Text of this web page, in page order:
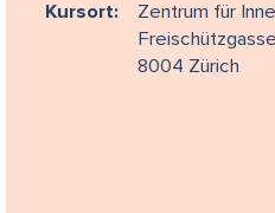
Kursort:
Zentrum für
Freischützgasse
8004 Zürich